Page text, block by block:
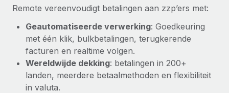
Remote vereenvoudigt betalingen aan zzp’ers met:
Geautomatiseerde verwerking: Goedkeuring
met één klik, bulkbetalingen, terugkerende
facturen en realtime volgen.
Wereldwijde dekking: betalingen in 200+
landen, meerdere betaalmethoden en flexibiliteit
in valuta.